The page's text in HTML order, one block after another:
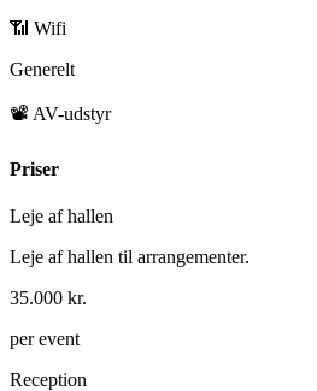
📶 Wifi
Generelt
📽️ AV-udstyr
Priser
Leje af hallen
Leje af hallen til arrangementer.
35.000 kr.
per event
Reception